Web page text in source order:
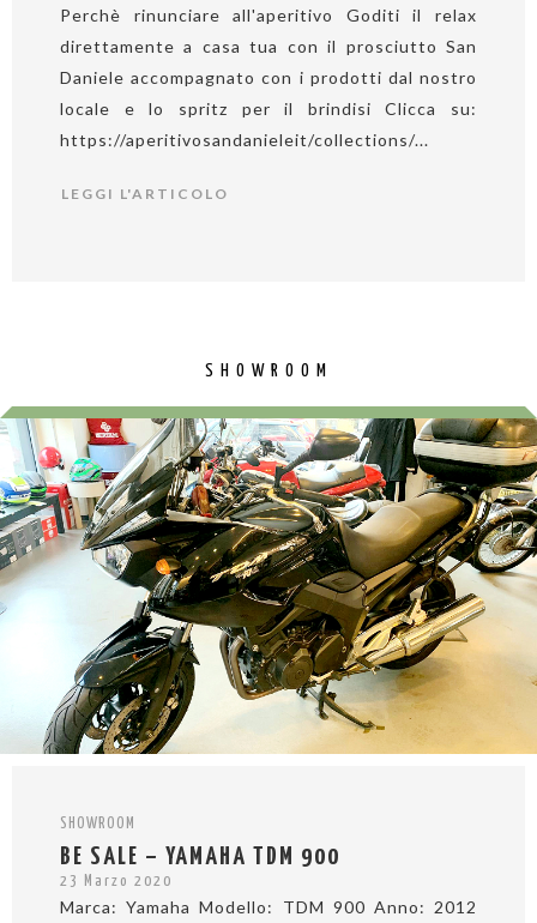
Perchè rinunciare all'aperitivo Goditi il relax
direttamente a casa tua con il prosciutto San
Daniele accompagnato con i prodotti dal nostro
locale e lo spritz per il brindisi Clicca su:
https://aperitivosandanieleit/collections/...
LEGGI L'ARTICOLO
SHOWROOM
SHOWROOM
BE SALE – YAMAHA TDM 900
23 Marzo 2020
Marca: Yamaha Modello: TDM 900 Anno: 2012